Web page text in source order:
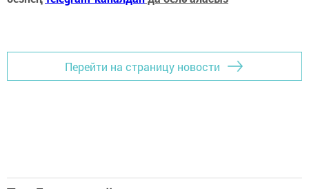
Перейти на страницу новости